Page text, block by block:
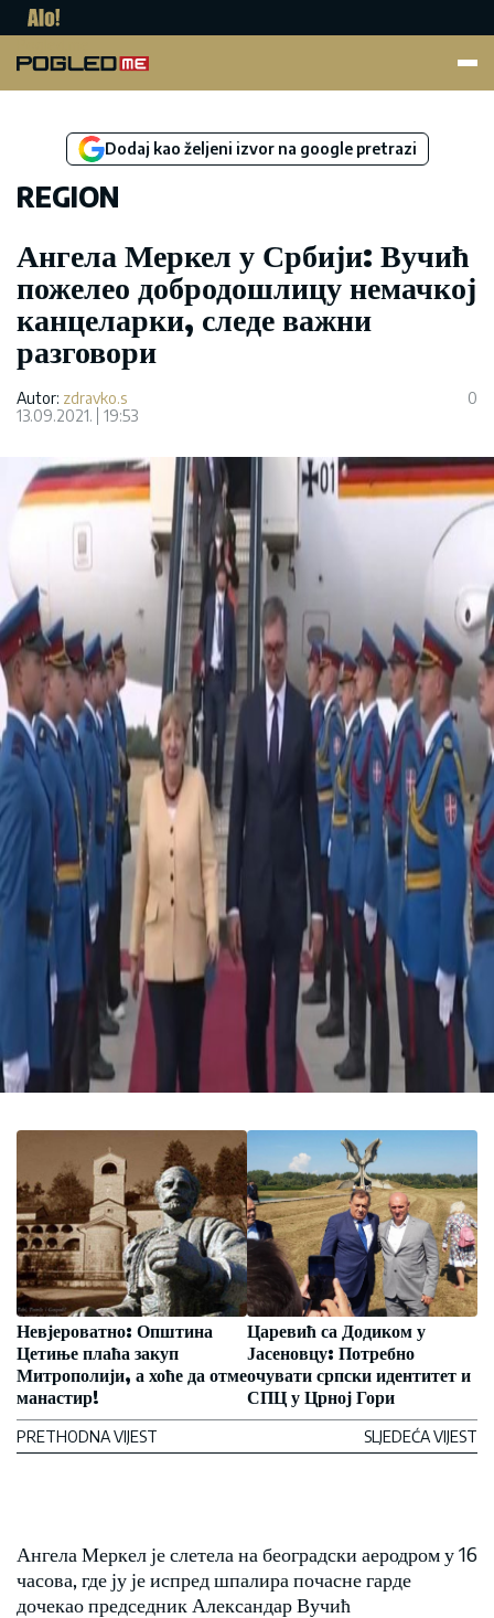
Dodaj kao željeni izvor na google pretrazi
REGION
Ангела Меркел у Србији: Вучић
пожелео добродошлицу немачкој
канцеларки, следе важни
разговори
Autor: zdravko.s
13.09.2021.
19:53
0
Невјероватно: Општина
Цетиње плаћа закуп
Митрополији, а хоће да отме
манастир!
PRETHODNA VIJEST
Царевић са Додиком у
Јасеновцу: Потребно
очувати српски идентитет и
СПЦ у Црној Гори
SLJEDEĆA VIJEST
Ангела Меркел је слетела на београдски аеродром у 16
часова, где ју је испред шпалира почасне гарде
дочекао председник Александар Вучић